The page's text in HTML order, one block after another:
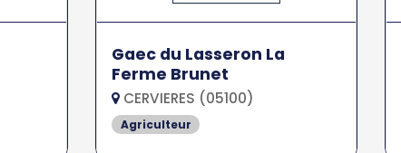
Gaec du Lasseron La
Ferme Brunet
CERVIERES (05100)
Agriculteur